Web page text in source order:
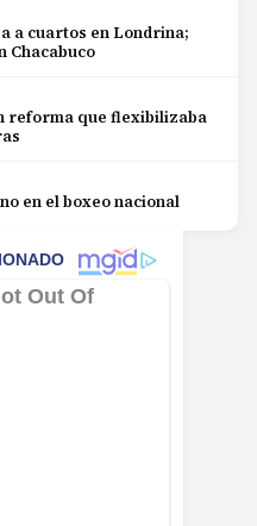
a cuartos en Londrina;
Chacabuco
reforma que flexibilizaba
en el boxeo nacional